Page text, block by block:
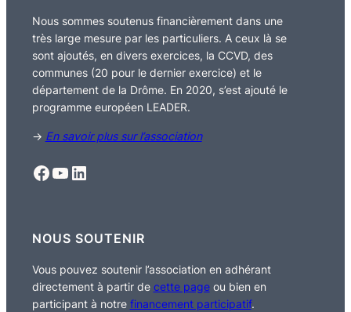
Nous sommes soutenus financièrement dans une
très large mesure par les particuliers. A ceux là se
sont ajoutés, en divers exercices, la CCVD, des
communes (20 pour le dernier exercice) et le
département de la Drôme. En 2020, s’est ajouté le
programme européen LEADER.
→ En savoir plus sur l’association
Facebook YouTube LinkedIn
NOUS SOUTENIR
Vous pouvez soutenir l’association en adhérant
directement à partir de cette pageou bien en
participant à notre financement participatif.